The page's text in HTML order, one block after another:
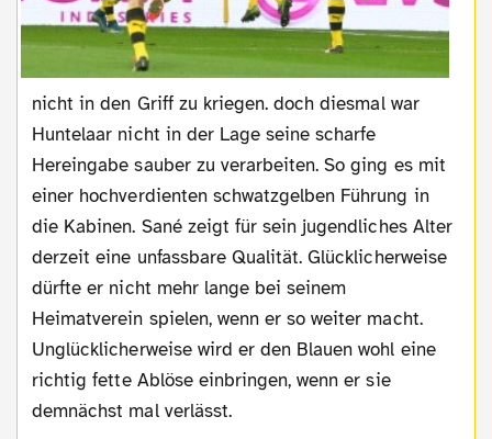
nicht in den Griff zu kriegen. doch diesmal war
Huntelaar nicht in der Lage seine scharfe
Hereingabe sauber zu verarbeiten. So ging es mit
einer hochverdienten schwatzgelben Führung in
die Kabinen. Sané zeigt für sein jugendliches Alter
derzeit eine unfassbare Qualität. Glücklicherweise
dürfte er nicht mehr lange bei seinem
Heimatverein spielen, wenn er so weiter macht.
Unglücklicherweise wird er den Blauen wohl eine
richtig fette Ablöse einbringen, wenn er sie
demnächst mal verlässt.